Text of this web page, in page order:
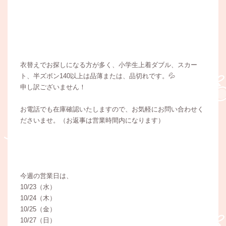
衣替えでお探しになる方が多く、小学生上着ダブル、スカー
ト、半ズボン140以上は品薄または、品切れです。💦
申し訳ございません！
お電話でも在庫確認いたしますので、お気軽にお問い合わせく
ださいませ。（お返事は営業時間内になります）
今週の営業日は、
10/23（水）
10/24（木）
10/25（金）
10/27（日）